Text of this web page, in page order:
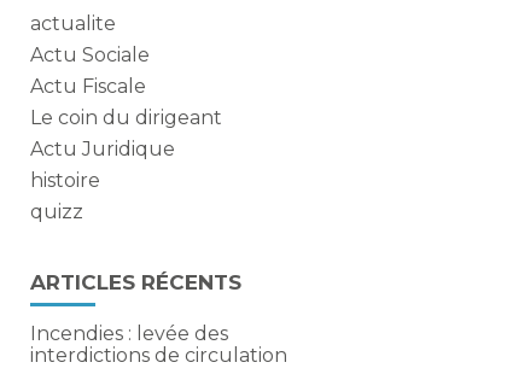
actualite
Actu Sociale
Actu Fiscale
Le coin du dirigeant
Actu Juridique
histoire
quizz
ARTICLES RÉCENTS
Incendies : levée des
interdictions de circulation